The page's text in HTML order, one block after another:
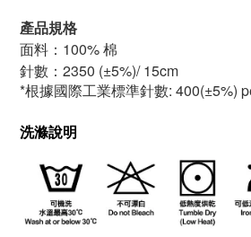
產品規格
面料：100% 棉
針數：2350 (±5%)/ 15cm
*根據國際工業標準針數: 400(±5%)
洗滌說明